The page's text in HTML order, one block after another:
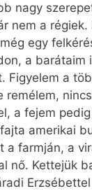
nagy
nem a
egy
a
a
a fejem
amerikai
farmján, a
nő. Kettejük